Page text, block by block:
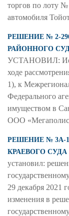
торгов по лоту
автомобиля
РЕШЕНИЕ № 2-
РАЙОННОГО
УСТАНОВИЛ:
ходе
1), к
Федерального
имуществом в
ООО
РЕШЕНИЕ № 3А-
КРАЕВОГО
установил:
29 декабря 2021
изменения в